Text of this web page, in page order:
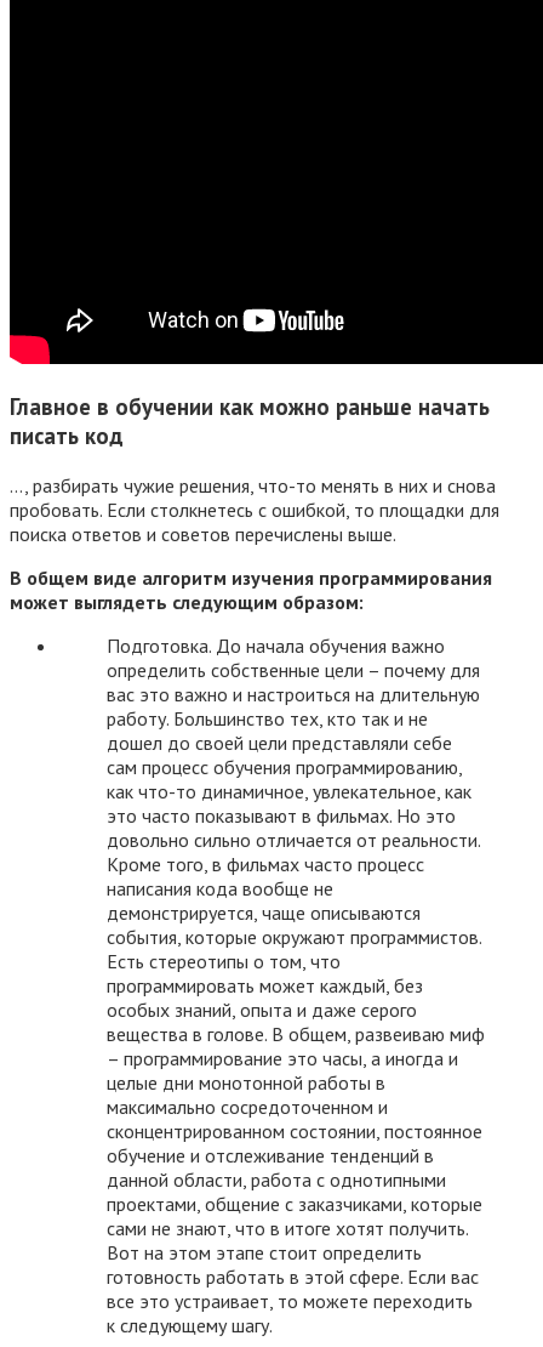
Главное в обучении как можно раньше начать
писать код
…, разбирать чужие решения, что-то менять в них и снова
пробовать. Если столкнетесь с ошибкой, то площадки для
поиска ответов и советов перечислены выше.
В общем виде алгоритм изучения программирования
может выглядеть следующим образом:
Подготовка. До начала обучения важно
определить собственные цели – почему для
вас это важно и настроиться на длительную
работу. Большинство тех, кто так и не
дошел до своей цели представляли себе
сам процесс обучения программированию,
как что-то динамичное, увлекательное, как
это часто показывают в фильмах. Но это
довольно сильно отличается от реальности.
Кроме того, в фильмах часто процесс
написания кода вообще не
демонстрируется, чаще описываются
события, которые окружают программистов.
Есть стереотипы о том, что
программировать может каждый, без
особых знаний, опыта и даже серого
вещества в голове. В общем, развеиваю миф
– программирование это часы, а иногда и
целые дни монотонной работы в
максимально сосредоточенном и
сконцентрированном состоянии, постоянное
обучение и отслеживание тенденций в
данной области, работа с однотипными
проектами, общение с заказчиками, которые
сами не знают, что в итоге хотят получить.
Вот на этом этапе стоит определить
готовность работать в этой сфере. Если вас
все это устраивает, то можете переходить
к следующему шагу.